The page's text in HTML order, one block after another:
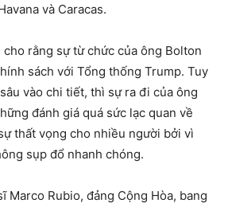
và Caracas.
rằng sự từ chức của ông Bolton
sách với Tổng thống Trump. Tuy
vào chi tiết, thì sự ra đi của ông
đánh giá quá sức lạc quan về
thất vọng cho nhiều người bởi vì
sụp đổ nhanh chóng.
Marco Rubio, đảng Cộng Hòa, bang